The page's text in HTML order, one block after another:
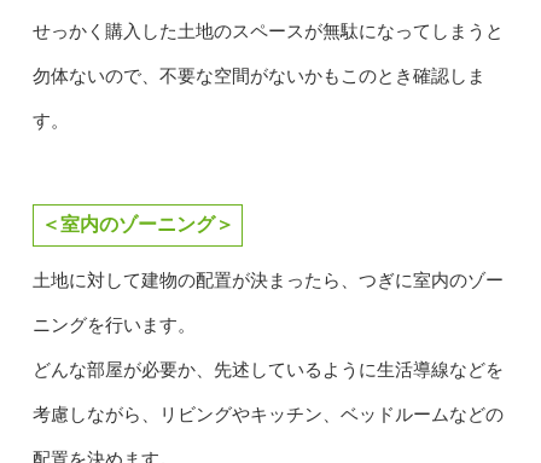
せっかく購入した土地のスペースが無駄になってしまうと
勿体ないので、不要な空間がないかもこのとき確認しま
す。
＜室内のゾーニング＞
土地に対して建物の配置が決まったら、つぎに室内のゾー
ニングを行います。
どんな部屋が必要か、先述しているように生活導線などを
考慮しながら、リビングやキッチン、ベッドルームなどの